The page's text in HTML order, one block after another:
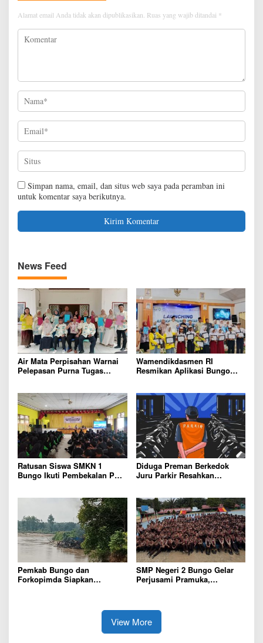
Alamat email Anda tidak akan dipublikasikan. Ruas yang wajib ditandai *
Simpan nama, email, dan situs web saya pada peramban ini
untuk komentar saya berikutnya.
News Feed
Air Mata Perpisahan Warnai
Pelepasan Purna Tugas
Wamendikdasmen RI
Resmikan Aplikasi Bungo
Mutu Pendidikan
Ratusan Siswa SMKN 1
Bungo Ikuti Pembekalan PKL,
Diduga Preman Berkedok
Juru Parkir Resahkan
Diminta Segera Bertindak
Pemkab Bungo dan
Forkopimda Siapkan
Dari Panglima TNI dan Mabes
SMP Negeri 2 Bungo Gelar
Perjusami Pramuka,
bertanggung jawab Sejak Dini
View More